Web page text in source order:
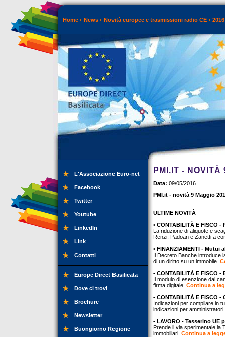
Home News Novità europee e trasmissioni radio CE 2016
L'Associazione Euro-net
Facebook
Twitter
Youtube
LinkedIn
Link
Contatti
Europe Direct Basilicata
Dove ci trovi
Brochure
Newsletter
Buongiorno Regione
PMI.IT - NOVITÀ
Data: 09/05/2016
PMI.it - novità 9 Maggio
ULTIME NOVITÀ
• CONTABILITÀ E FISCO
La riduzione di aliquote e
Renzi, Padoan e Zanetti a
• FINANZIAMENTI - Mutui
Il Decreto Banche introduce
di un diritto su un immobile.
• CONTABILITÀ E FISCO
Il modulo di esenzione dal
firma digitale. Continua a
• CONTABILITÀ E FISCO
Indicazioni per compilare in
indicazioni per
• LAVORO - Tesserino UE
Prende il via sperimentale la
immobiliari. Continua a